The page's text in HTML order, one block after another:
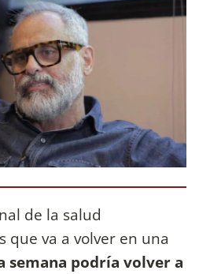
de la salud
que va a volver en una
semana podría volver a